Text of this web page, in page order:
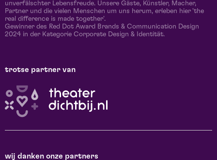
unverfälschter Lebensfreude. Unsere Gäste, Künstler, Macher,
Partner und die vielen Menschen um uns herum, erleben hier 'the
real difference is made together'.
Gewinner des Red Dot Award Brands & Communication Design
2024 in der Kategorie Corporate Design & Identität.
trotse partner van
wij danken onze partners